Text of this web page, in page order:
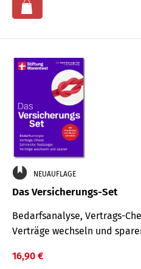
NEUAUFLAGE
Das Versicherungs-Set
Bedarfsanalyse, Vertrags-
Verträge wechseln und
16,90 €